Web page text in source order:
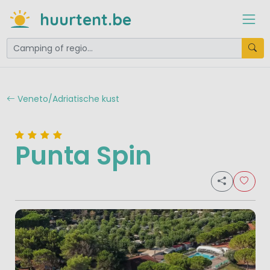
huurtent.be
Veneto/Adriatische kust
Punta Spin